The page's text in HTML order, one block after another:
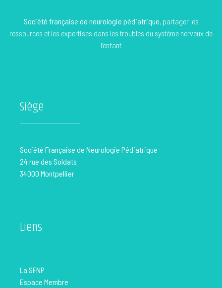
Société française de neurologie pédiatrique, partager les
ressources et les expertises dans les troubles du système nerveux de
l’enfant
Siège
Société Française de Neurologie Pédiatrique
24 rue des Soldats
34000 Montpellier
Liens
La SFNP
Espace Membre